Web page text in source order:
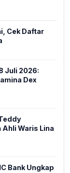
Cek Daftar
Juli 2026:
Dex
Waris Lina
Bank Ungkap